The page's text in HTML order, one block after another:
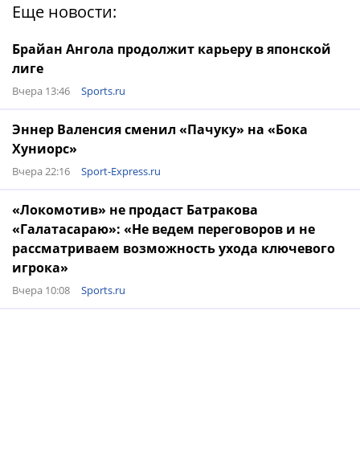
Еще новости:
Брайан Ангола продолжит карьеру в японской
лиге
Вчера 13:46 Sports.ru
Эннер Валенсия сменил «Пачуку» на «Бока
Хуниорс»
Вчера 22:16 Sport-Express.ru
«Локомотив» не продаст Батракова
«Галатасараю»: «Не ведем переговоров и не
рассматриваем возможность ухода ключевого
игрока»
Вчера 10:08 Sports.ru